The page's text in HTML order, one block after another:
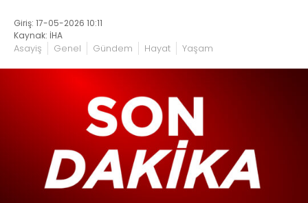
Giriş: 17-05-2026 10:11
Kaynak: İHA
Asayiş Genel Gündem Hayat Yaşam